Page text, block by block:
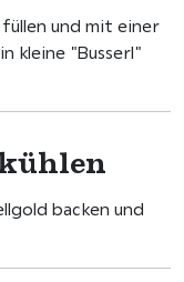
und mit einer
kleine "Busserl"
backen und